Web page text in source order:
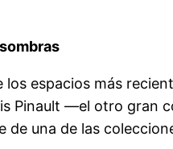
los espacios más
Pinault —el otro
de una de las